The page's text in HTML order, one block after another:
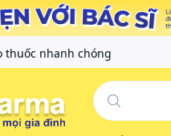
thuốc nhanh chóng